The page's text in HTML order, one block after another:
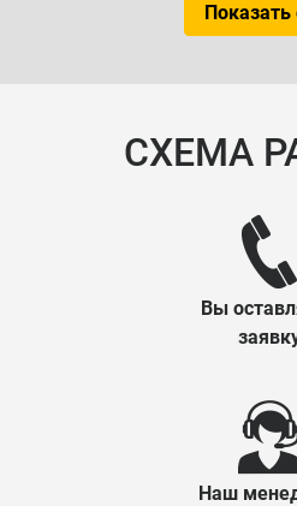
СХЕМА
Вы
Наш